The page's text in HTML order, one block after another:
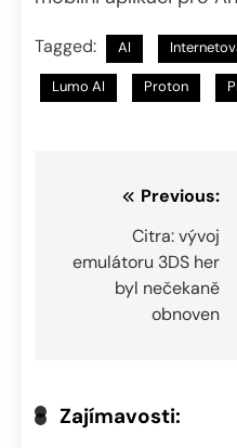
Tagged: AI
Lumo AI Proton
Navigace
příspěvek
Previous:
Citra: vývoj
emulátoru 3DS her
byl nečekaně
obnoven
Zajímavosti: